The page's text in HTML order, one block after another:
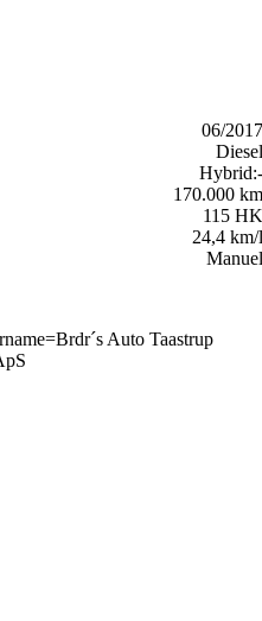
06/2017
Diesel
Hybrid:-
170.000 km
115 HK
24,4 km/l
Manuel
Auto Taastrup